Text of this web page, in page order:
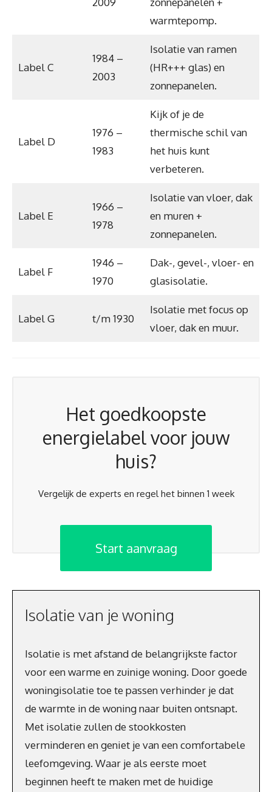
warmtepomp.
Label C
1984 –
2003
Isolatie van ramen
(HR+++ glas) en
zonnepanelen.
Label D
1976 –
1983
Kijk of je de
thermische schil van
het huis kunt
verbeteren.
Label E
1966 –
1978
Isolatie van vloer, dak
en muren +
zonnepanelen.
Label F
1946 –
1970
Dak-, gevel-, vloer- en
glasisolatie.
Label G t/m 1930
Isolatie met focus op
vloer, dak en muur.
Het goedkoopste
energielabel voor jouw
huis?
Vergelijk de experts en regel het binnen 1 week
Start aanvraag
Isolatie van je woning
Isolatie is met afstand de belangrijkste factor
voor een warme en zuinige woning. Door goede
woningisolatie toe te passen verhinder je dat
de warmte in de woning naar buiten ontsnapt.
Met isolatie zullen de stookkosten
verminderen en geniet je van een comfortabele
leefomgeving. Waar je als eerste moet
beginnen heeft te maken met de huidige